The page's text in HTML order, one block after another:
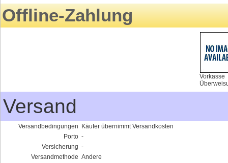
Offline-Zahlung
Vorkasse
Versand
Versandbedingungen
Käufer übernimmt Versandkosten
Porto -
Versicherung -
Versandmethode Andere